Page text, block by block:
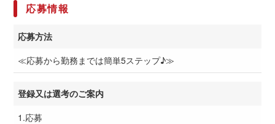
応募情報
応募方法
≪応募から勤務までは簡単5ステップ♪≫
登録又は選考のご案内
1.応募